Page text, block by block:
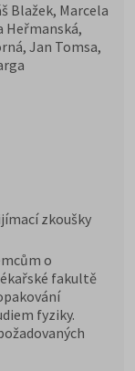
Blažek, Marcela
Heřmanská,
Jan Tomsa,
zkoušky
o
fakultě
fyziky.